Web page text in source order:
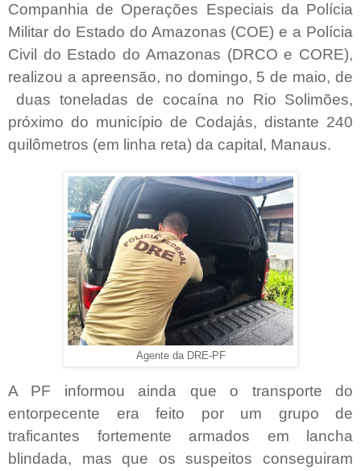
Companhia de Operações Especiais da Polícia
Militar do Estado do Amazonas (COE) e a Polícia
Civil do Estado do Amazonas (DRCO e CORE),
realizou a apreensão, no domingo, 5 de maio, de
duas toneladas de cocaína no Rio Solimões,
próximo do município de Codajás, distante 240
quilômetros (em linha reta) da capital, Manaus.
Agente da DRE-PF
A PF informou ainda que o transporte do
entorpecente era feito por um grupo de
traficantes fortemente armados em lancha
blindada, mas que os suspeitos conseguiram